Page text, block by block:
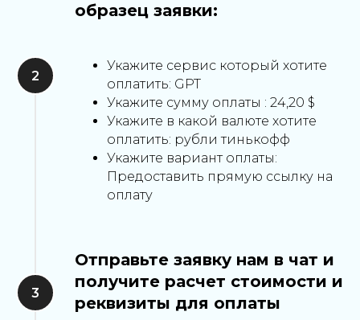
образец заявки:
Укажите сервис который хотите
оплатить: GPT
Укажите сумму оплаты : 24,20 $
Укажите в какой валюте хотите
оплатить: рубли тинькофф
Укажите вариант оплаты:
Предоставить прямую ссылку на
оплату
Отправьте заявку нам в чат и
получите расчет стоимости и
реквизиты для оплаты